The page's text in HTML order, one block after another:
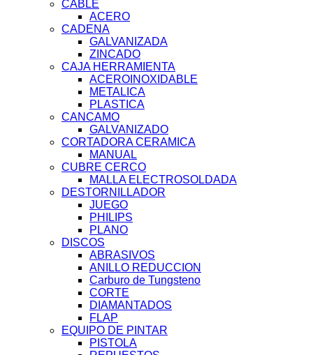
CABLE
ACERO
CADENA
GALVANIZADA
ZINCADO
CAJA HERRAMIENTA
ACEROINOXIDABLE
METALICA
PLASTICA
CANCAMO
GALVANIZADO
CORTADORA CERAMICA
MANUAL
CUBRE CERCO
MALLA ELECTROSOLDADA
DESTORNILLADOR
JUEGO
PHILIPS
PLANO
DISCOS
ABRASIVOS
ANILLO REDUCCION
Carburo de Tungsteno
CORTE
DIAMANTADOS
FLAP
EQUIPO DE PINTAR
PISTOLA